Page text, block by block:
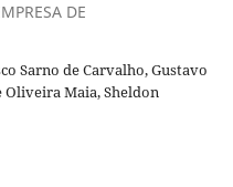
DE
Sarno de Carvalho, Gustavo
Oliveira Maia, Sheldon